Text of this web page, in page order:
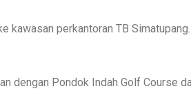
kawasan perkantoran TB Simatupang.
dengan Pondok Indah Golf Course